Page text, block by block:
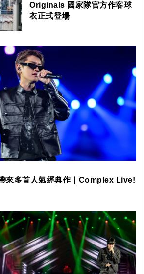
Originals 國家隊官方作客球
衣正式登場
來多首人氣經典作｜Complex Live!